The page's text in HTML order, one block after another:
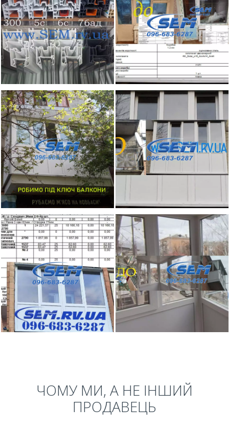
ЧОМУ МИ, А НЕ ІНШИЙ
ПРОДАВЕЦЬ